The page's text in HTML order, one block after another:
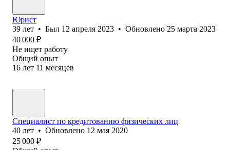
Юрист
39 лет • Был 12 апреля 2023 • Обновлено 25 марта 2023
40 000 ₽
Не ищет работу
Общий опыт
16 лет 11 месяцев
Специалист по кредитованию физических лиц
40 лет • Обновлено 12 мая 2020
25 000 ₽